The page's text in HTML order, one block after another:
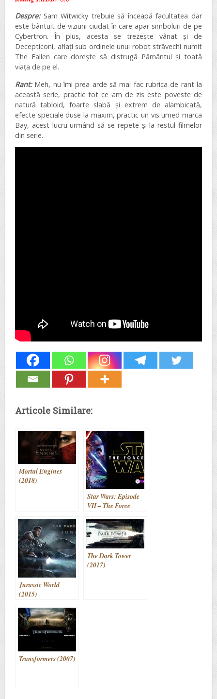
Despre: Sam Witwicky trebuie să înceapă facultatea dar
este bântuit de viziuni ciudat în care apar simboluri de pe
Cybertron. În plus, acesta se trezește vânat și de
Decepticoni, aflați sub ordinele unui robot străvechi numit
The Fallen care dorește să distrugă Pământul și toată
viața de pe el.
Rant: Meh, nu îmi prea arde să mai fac rubrica de rant la
această serie, practic tot ce am de zis este poveste de
natură tabloid, foarte slabă și extrem de alambicată,
efecte speciale duse la maxim, practic un vis umed marca
Bay, acest lucru urmând să se repete și la restul filmelor
din serie.
Articole Similare:
Mortal Engines
(2018)
Star Wars: Episode
VII – The Force
Jurassic World
(2015)
The Dark Tower
(2017)
Transformers (2007)